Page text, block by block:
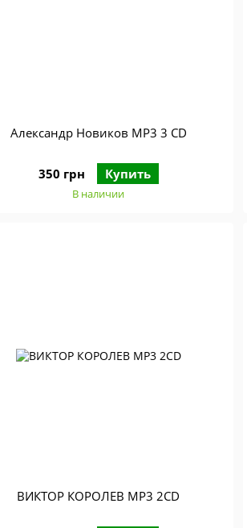
Александр Новиков МР3 3 CD
350 грн Купить
В наличии
ВИКТОР КОРОЛЕВ МР3 2CD